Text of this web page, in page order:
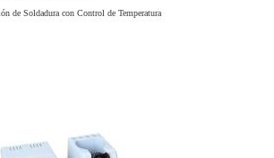
de Soldadura con Control de Temperatura